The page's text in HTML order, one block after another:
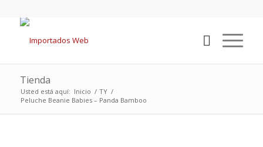
Tienda
Usted está aquí: Inicio / TY /
Peluche Beanie Babies – Panda Bamboo